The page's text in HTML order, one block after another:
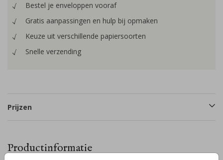
Bestel je enveloppen vooraf
Gratis aanpassingen en hulp bij opmaken
Keuze uit verschillende papiersoorten
Snelle verzending
Prijzen
Productinformatie